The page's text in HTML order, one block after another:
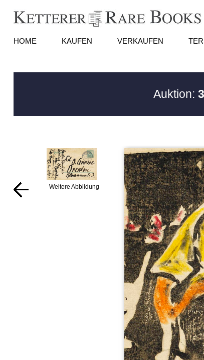
HOME KAUFEN VERKAUFEN
Auktion:
Weitere Abbildung